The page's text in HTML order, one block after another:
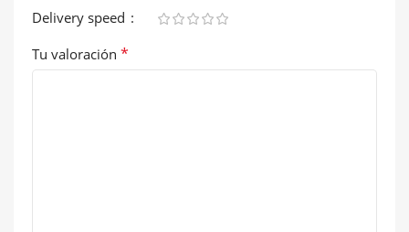
Delivery speed
Tu valoración *